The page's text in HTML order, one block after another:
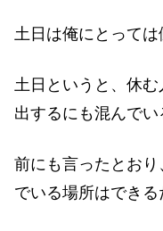
土日は俺にとっては
土日というと、休
出するにも混んでい
前にも言ったとお
でいる場所はできる